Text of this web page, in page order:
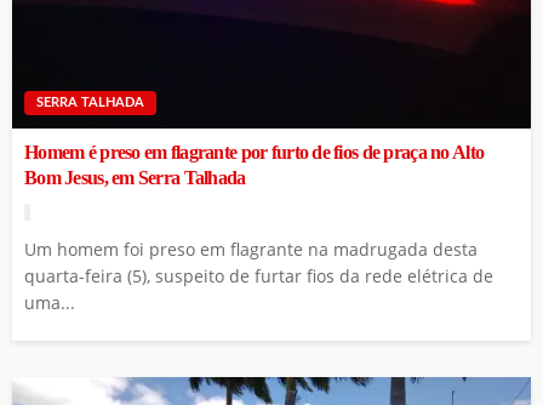
SERRA TALHADA
Homem é preso em flagrante por furto de fios de praça no Alto
Bom Jesus, em Serra Talhada
Um homem foi preso em flagrante na madrugada desta
quarta-feira (5), suspeito de furtar fios da rede elétrica de
uma...